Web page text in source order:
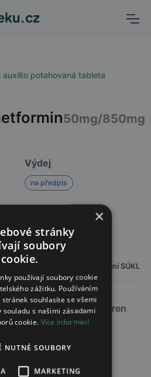
potahovaná tableta
50mg/850mg
Výdej
na předpis
Hlášení SÚKL
ze sledovaných lékáren
informaci o naskladnění
×
stránky
soubory
cookie.
používají soubory cookie
zážitku. Používáním
stránek souhlasíte se všemi
souladu s našimi zásadami
cookie. Více informací
NUTNÉ SOUBORY
MARKETING